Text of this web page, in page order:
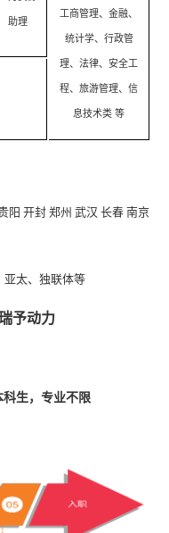
助理
工商管理、金融、
统计学、行政管
理、法律、安全工
程、旅游管理、信
息技术类 等
阳 开封 郑州 武汉 长春 南京
亚太、独联体等
予动力
科生，专业不限